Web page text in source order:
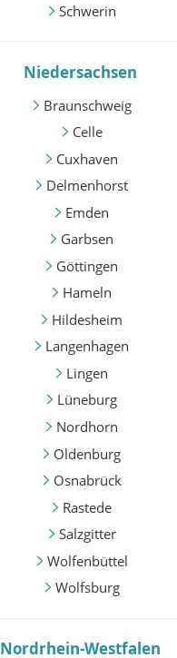
Schwerin
Niedersachsen
Braunschweig
Celle
Cuxhaven
Delmenhorst
Emden
Garbsen
Göttingen
Hameln
Hildesheim
Langenhagen
Lingen
Lüneburg
Nordhorn
Oldenburg
Osnabrück
Rastede
Salzgitter
Wolfenbüttel
Wolfsburg
Nordrhein-Westfalen